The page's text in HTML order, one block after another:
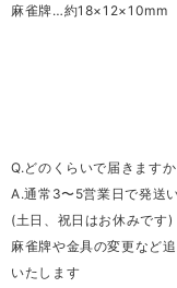
麻雀牌…約18×12×10mm
Q.どのくらいで届きますか
A.通常3〜5営業日で発送
(土日、祝日はお休みです)
麻雀牌や金具の変更など
いたします